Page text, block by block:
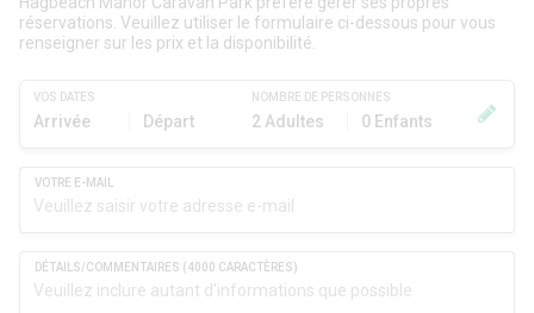
réservations. Veuillez utiliser le formulaire ci-dessous pour vous
renseigner sur les prix et la disponibilité.
VOS DATES
Arrivée Départ
NOMBRE DE PERSONNES
2 Adultes 0 Enfants